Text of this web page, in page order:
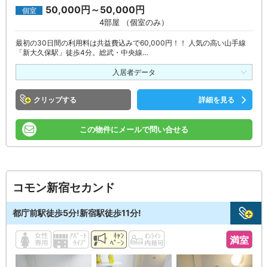
個室 50,000円～50,000円
4部屋 （個室のみ）
最初の30日間の利用料は共益費込みで60,000円！！ 人気の高い山手線
「新大久保駅」徒歩4分。総武・中央線…
入居者データ
クリップ 詳細を見る
この物件にメールで問い合せる
コモン新宿セカンド
都庁前駅徒歩5分!新宿駅徒歩11分!
満室